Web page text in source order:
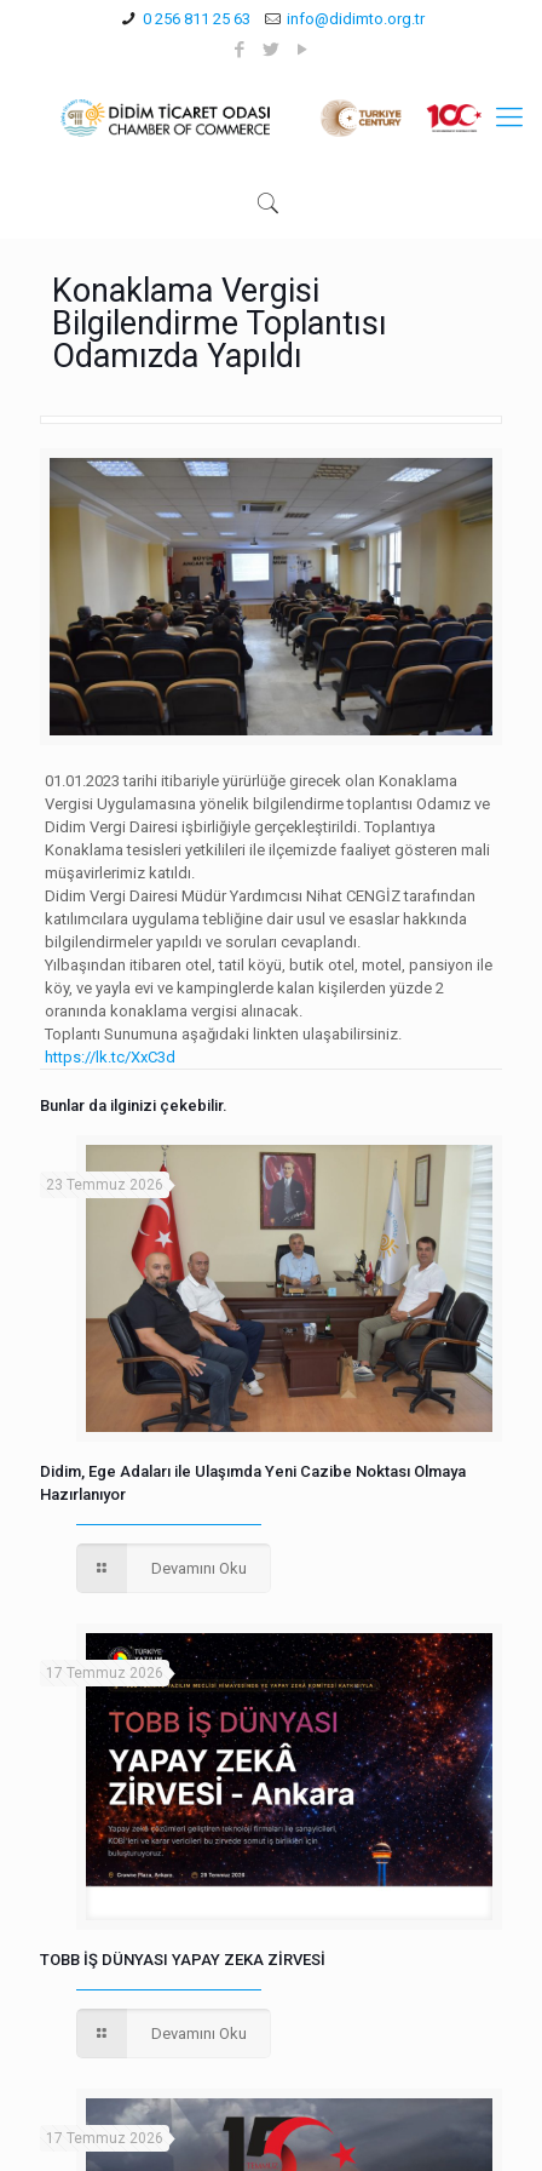
0 256 811 25 63 info@didimto.org.tr
Konaklama Vergisi
Bilgilendirme Toplantısı
Odamızda Yapıldı
01.01.2023 tarihi itibariyle yürürlüğe girecek olan Konaklama
Vergisi Uygulamasına yönelik bilgilendirme toplantısı Odamız ve
Didim Vergi Dairesi işbirliğiyle gerçekleştirildi. Toplantıya
Konaklama tesisleri yetkilileri ile ilçemizde faaliyet gösteren mali
müşavirlerimiz katıldı.
Didim Vergi Dairesi Müdür Yardımcısı Nihat CENGİZ tarafından
katılımcılara uygulama tebliğine dair usul ve esaslar hakkında
bilgilendirmeler yapıldı ve soruları cevaplandı.
Yılbaşından itibaren otel, tatil köyü, butik otel, motel, pansiyon ile
köy, ve yayla evi ve kampinglerde kalan kişilerden yüzde 2
oranında konaklama vergisi alınacak.
Toplantı Sunumuna aşağıdaki linkten ulaşabilirsiniz.
https://lk.tc/XxC3d
Bunlar da ilginizi çekebilir.
23 Temmuz 2026
Didim, Ege Adaları ile Ulaşımda Yeni Cazibe Noktası Olmaya
Hazırlanıyor
Devamını Oku
17 Temmuz 2026
TOBB İŞ DÜNYASI YAPAY ZEKA ZİRVESİ
Devamını Oku
17 Temmuz 2026